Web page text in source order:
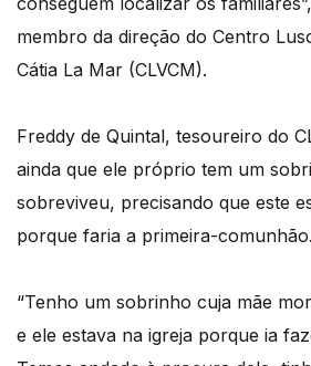
membro da direção do Centro
Cátia La Mar (CLVCM).
Freddy de Quintal, tesoureiro do
ainda que ele próprio tem um
sobreviveu, precisando que este
porque faria a primeira-comunhão.
“Tenho um sobrinho cuja mãe
e ele estava na igreja porque ia